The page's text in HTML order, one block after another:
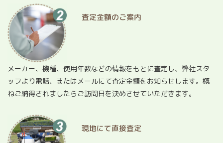
査定金額のご案内
メーカー、機種、使用年数などの情報をもとに査定し、弊社スタ
ッフより電話、またはメールにて査定金額をお知らせします。概
ねご納得されましたらご訪問日を決めさせていただきます。
現地にて直接査定